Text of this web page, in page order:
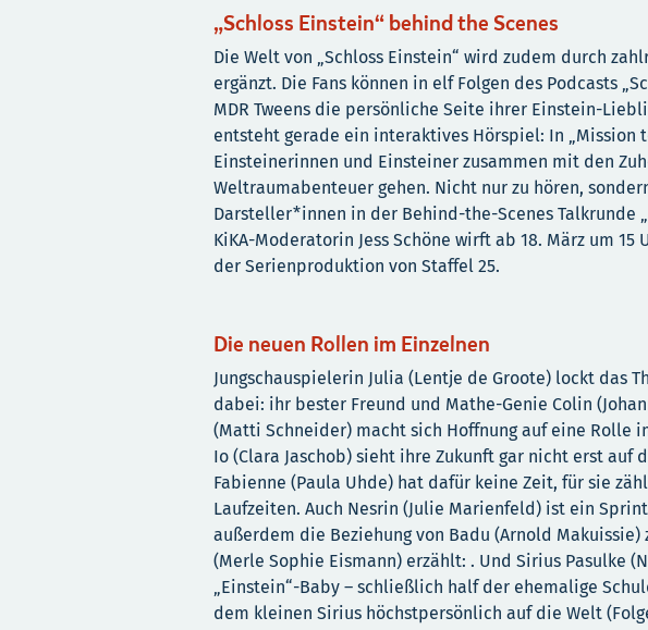
„Schloss Einstein“ behind the Scenes
Die Welt von „Schloss Einstein“ wird zudem durch
ergänzt. Die Fans können in elf Folgen des Podcasts
MDR Tweens die persönliche Seite ihrer Einstein-
entsteht gerade ein interaktives Hörspiel: In „Mission
Einsteinerinnen und Einsteiner zusammen mit den
Weltraumabenteuer gehen. Nicht nur zu hören,
Darsteller*innen in der Behind-the-Scenes Talkrunde
KiKA-Moderatorin Jess Schöne wirft ab 18. März um
der Serienproduktion von Staffel 25.
Die neuen Rollen im Einzelnen
Jungschauspielerin Julia (Lentje de Groote) lockt das
dabei: ihr bester Freund und Mathe-Genie Colin
(Matti Schneider) macht sich Hoffnung auf eine Rolle
Io (Clara Jaschob) sieht ihre Zukunft gar nicht erst
Fabienne (Paula Uhde) hat dafür keine Zeit, für sie
Laufzeiten. Auch Nesrin (Julie Marienfeld) ist ein
außerdem die Beziehung von Badu (Arnold Makuissie)
(Merle Sophie Eismann) erzählt: . Und Sirius Pasulke
„Einstein“-Baby – schließlich half der ehemalige
dem kleinen Sirius höchstpersönlich auf die Welt